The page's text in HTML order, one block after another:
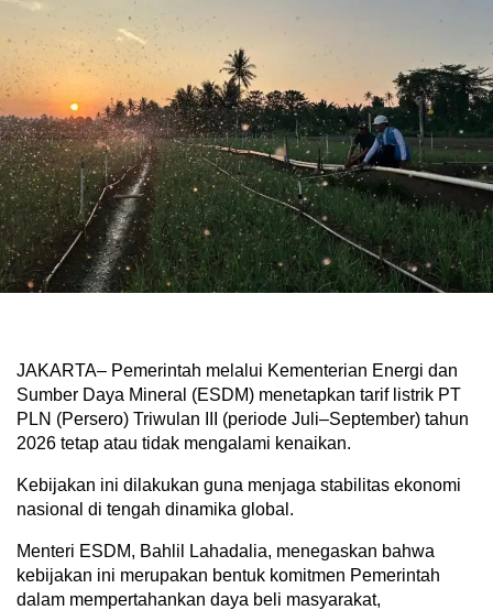
JAKARTA– Pemerintah melalui Kementerian Energi dan
Sumber Daya Mineral (ESDM) menetapkan tarif listrik PT
PLN (Persero) Triwulan III (periode Juli–September) tahun
2026 tetap atau tidak mengalami kenaikan.
Kebijakan ini dilakukan guna menjaga stabilitas ekonomi
nasional di tengah dinamika global.
Menteri ESDM, Bahlil Lahadalia, menegaskan bahwa
kebijakan ini merupakan bentuk komitmen Pemerintah
dalam mempertahankan daya beli masyarakat,